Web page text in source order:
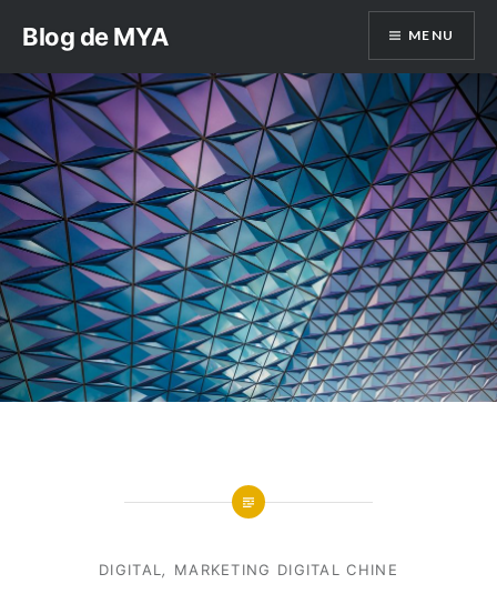
contenu
Blog de MYA MENU
DIGITAL , MARKETING DIGITAL CHINE